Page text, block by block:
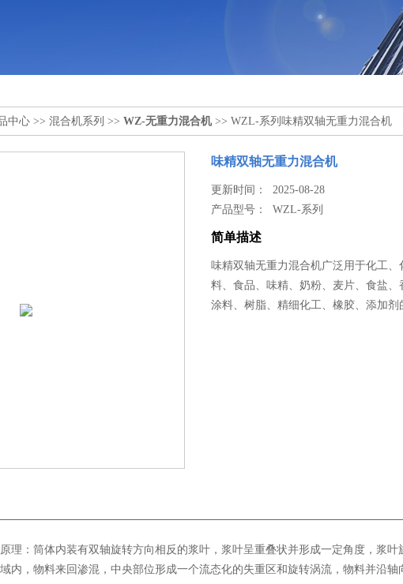
中心 >> 混合机系列 >> WZ-无重力混合机>> WZL-系列味精双轴无重力混合机
味精双轴无重力混合机
更新时间： 2025-08-28
产品型号：WZL-系列
简单描述
味精双轴无重力混合机广泛用于化工
料、食品、味精、奶粉、麦片、食盐、
涂料、树脂、精细化工、橡胶、添加剂
理：筒体内装有双轴旋转方向相反的浆叶，浆叶呈重叠状并形成一定角度，浆
内，物料来回渗混，中央部位形成一个流态化的失重区和旋转涡流，物料并沿